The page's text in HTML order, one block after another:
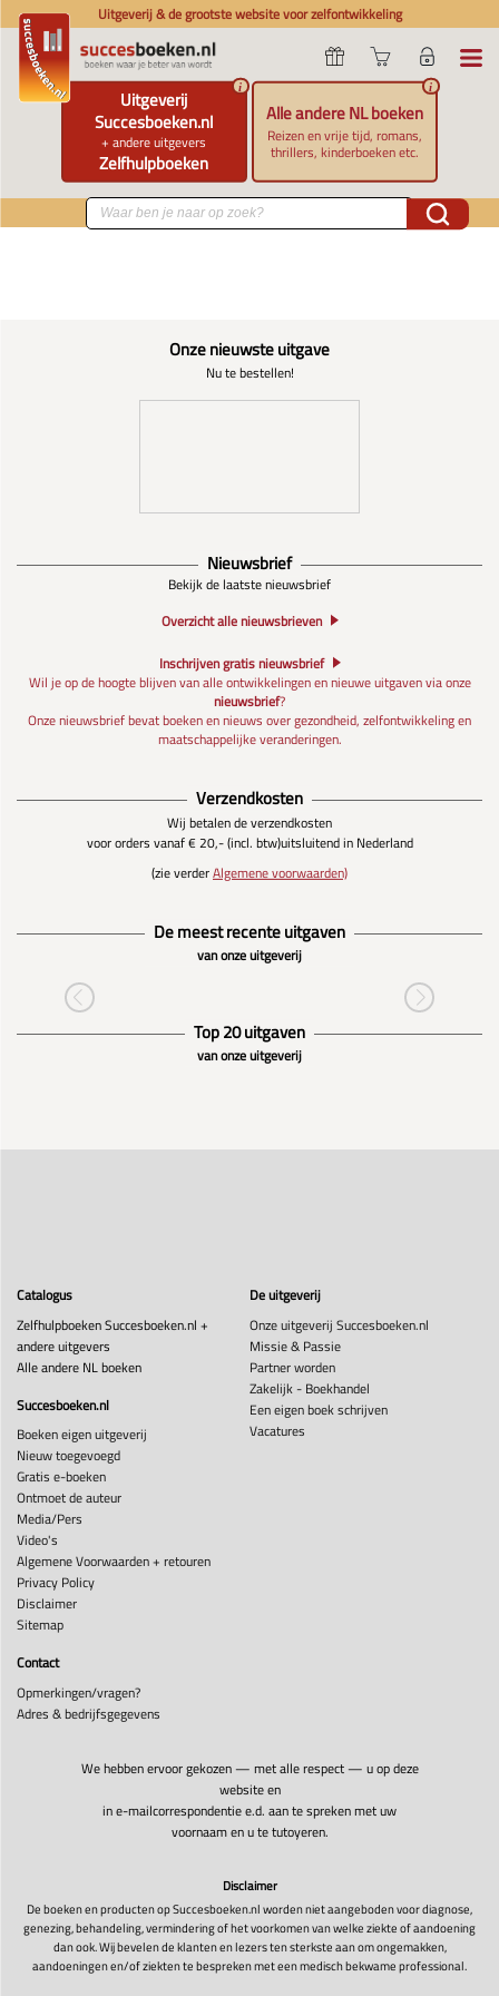
Uitgeverij & de grootste website voor zelfontwikkeling
Uitgeverij
Succesboeken.nl
+ andere uitgevers
Zelfhulpboeken
i
Alle andere NL boeken
Reizen en vrije tijd, romans,
thrillers, kinderboeken etc.
i
Onze nieuwste uitgave
Nu te bestellen!
Nieuwsbrief
Bekijk de laatste nieuwsbrief
Overzicht alle nieuwsbrieven
Inschrijven gratis nieuwsbrief
Wil je op de hoogte blijven van alle ontwikkelingen en nieuwe uitgaven via onze
nieuwsbrief?
Onze nieuwsbrief bevat boeken en nieuws over gezondheid, zelfontwikkeling en
maatschappelijke veranderingen.
Verzendkosten
Wij betalen de verzendkosten
voor orders vanaf € 20,- (incl. btw)uitsluitend in Nederland
(zie verderAlgemene voorwaarden)
De meest recente uitgaven
van onze uitgeverij
Top 20 uitgaven
van onze uitgeverij
Catalogus
Zelfhulpboeken Succesboeken.nl +
andere uitgevers
Alle andere NL boeken
Succesboeken.nl
Boeken eigen uitgeverij
Nieuw toegevoegd
Gratis e-boeken
Ontmoet de auteur
Media/Pers
Video's
Algemene Voorwaarden + retouren
Privacy Policy
Disclaimer
Sitemap
De uitgeverij
Onze uitgeverij Succesboeken.nl
Missie & Passie
Partner worden
Zakelijk - Boekhandel
Een eigen boek schrijven
Vacatures
Contact
Opmerkingen/vragen?
Adres & bedrijfsgegevens
We hebben ervoor gekozen — met alle respect — u op deze
website en
in e-mailcorrespondentie e.d. aan te spreken met uw
voornaam en u te tutoyeren.
Disclaimer
De boeken en producten op Succesboeken.nl worden niet aangeboden voor diagnose,
genezing, behandeling, vermindering of het voorkomen van welke ziekte of aandoening
dan ook. Wij bevelen de klanten en lezers ten sterkste aan om ongemakken,
aandoeningen en/of ziekten te bespreken met een medisch bekwame professional.